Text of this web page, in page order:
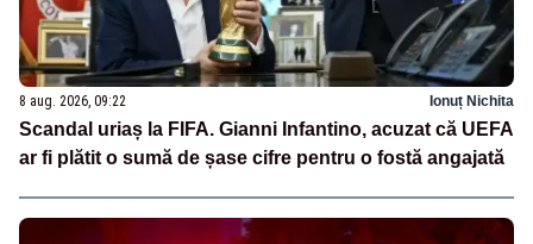
8 aug. 2026, 09:22 Ionuț Nichita
Scandal uriaș la FIFA. Gianni Infantino, acuzat că UEFA
ar fi plătit o sumă de șase cifre pentru o fostă angajată